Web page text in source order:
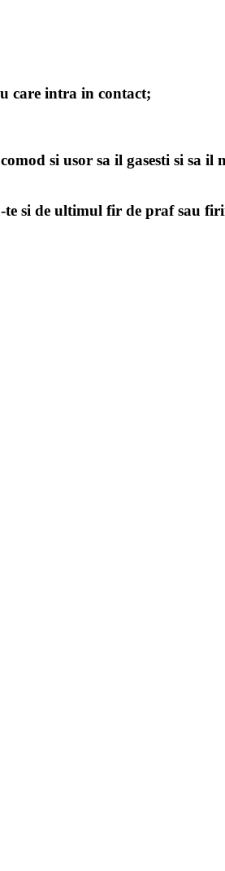
care intra in contact;
si usor sa il gasesti si sa
si de ultimul fir de praf sau